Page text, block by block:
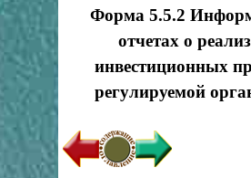
Форма 5.5.2
отчетах о
инвестиционных
регулируемой